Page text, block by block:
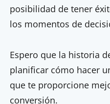
posibilidad de tener
los momentos de
Espero que la historia
planificar cómo hacer
que te proporcione
conversión.